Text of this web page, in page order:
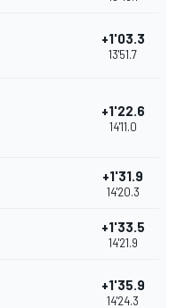
+1'03.3
13'51.7
+1'22.6
14'11.0
+1'31.9
14'20.3
+1'33.5
14'21.9
+1'35.9
14'24.3